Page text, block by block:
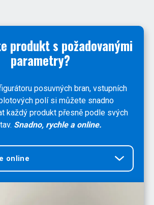
produkt s požadovanými
parametry?
posuvných bran, vstupních
polí si můžete snadno
každý produkt přesně podle svých
Snadno, rychle a online.
online